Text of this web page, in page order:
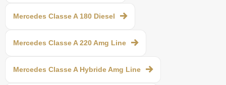
Mercedes Classe A 180 Diesel
Mercedes Classe A 220 Amg Line
Mercedes Classe A Hybride Amg Line